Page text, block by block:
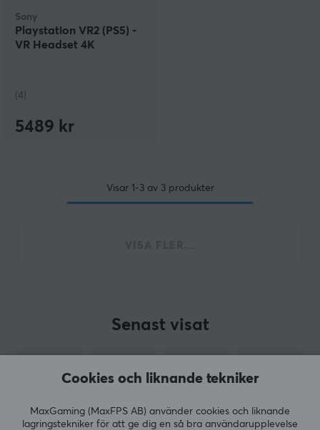
Sony
Playstation VR2 (PS5) -
VR Headset 4K
(4)
5489 kr
Visar 1-3av 3produkter
Senast visat
Cookies och liknande tekniker
MaxGaming (MaxFPS AB) använder cookies och liknande
lagringstekniker för att ge dig en så bra användarupplevelse